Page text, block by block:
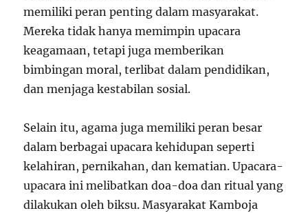
memiliki peran penting dalam masyarakat.
Mereka tidak hanya memimpin upacara
keagamaan, tetapi juga memberikan
bimbingan moral, terlibat dalam pendidikan,
dan menjaga kestabilan sosial.
Selain itu, agama juga memiliki peran besar
dalam berbagai upacara kehidupan seperti
kelahiran, pernikahan, dan kematian. Upacara-
upacara ini melibatkan doa-doa dan ritual yang
dilakukan oleh biksu. Masyarakat Kamboja